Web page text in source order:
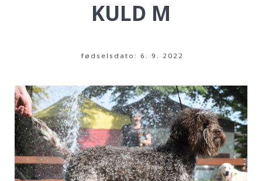
KULD M
fødselsdato: 6. 9. 2022